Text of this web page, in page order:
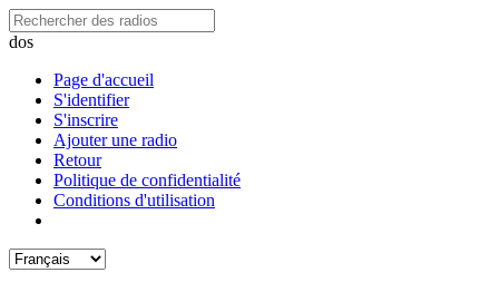
dos
Page d'accueil
S'identifier
S'inscrire
Ajouter une radio
Retour
Politique de confidentialité
Conditions d'utilisation